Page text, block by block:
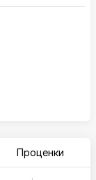
Проценки